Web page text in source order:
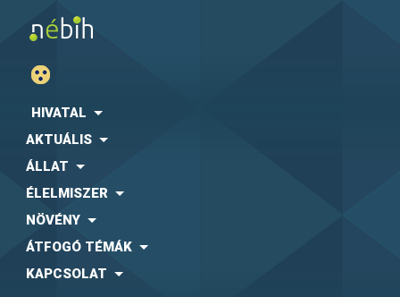
HIVATAL
AKTUÁLIS
ÁLLAT
ÉLELMISZER
NÖVÉNY
ÁTFOGÓ TÉMÁK
KAPCSOLAT